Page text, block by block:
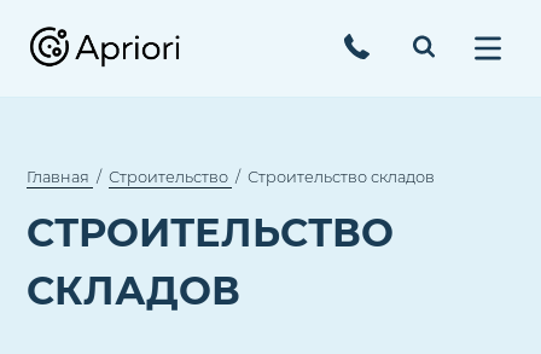
Главная Строительство Строительство складов
СТРОИТЕЛЬСТВО
СКЛАДОВ